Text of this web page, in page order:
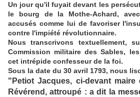
Un jour qu'il fuyait devant les
le bourg de la Mothe-Achard,
accusés comme lui de favoriser
contre l'impiété révolutionnaire.
Nous transcrivons textuellement,
Commission militaire des Sables,
cet intrépide confesseur de la foi.
Sous la date du 30 avril 1793, nous
"Petiot Jacques, ci-devant maire
Révérend, attroupé : a dit la